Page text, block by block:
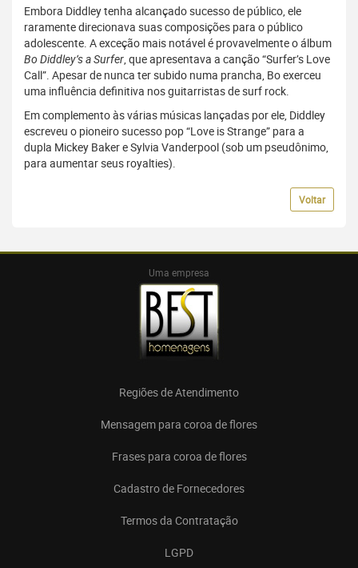
Embora Diddley tenha alcançado sucesso de público, ele
raramente direcionava suas composições para o público
adolescente. A exceção mais notável é provavelmente o álbum
Bo Diddley’s a Surfer, que apresentava a canção “Surfer’s Love
Call”. Apesar de nunca ter subido numa prancha, Bo exerceu
uma influência definitiva nos guitarristas de surf rock.
Em complemento às várias músicas lançadas por ele, Diddley
escreveu o pioneiro sucesso pop “Love is Strange” para a
dupla Mickey Baker e Sylvia Vanderpool (sob um pseudônimo,
para aumentar seus royalties).
Voltar
Uma empresa
Regiões de Atendimento
Mensagem para coroa de flores
Frases para coroa de flores
Cadastro de Fornecedores
Termos da Contratação
LGPD